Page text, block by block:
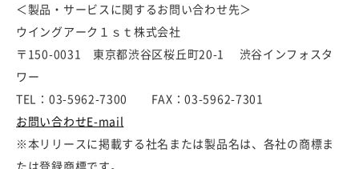
＜製品・サービスに関するお問い合わせ先＞
ウイングアーク１ｓｔ株式会社
〒150-0031 東京都渋谷区桜丘町20-1 渋谷インフォスタ
ワー
TEL：03-5962-7300 FAX：03-5962-7301
お問い合わせE-mail
※本リリースに掲載する社名または製品名は、各社の商標ま
たは登録商標です。